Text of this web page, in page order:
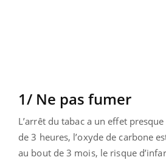
1/ Ne pas fumer
L’arrêt du tabac a un effet
de 3 heures, l’oxyde de carbone
au bout de 3 mois, le risque